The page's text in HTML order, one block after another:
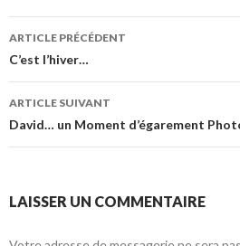
Navigation
des
articles
ARTICLE PRÉCÉDENT
C’est l’hiver…
ARTICLE SUIVANT
David… un Moment d’égarement
LAISSER UN COMMENTAIRE